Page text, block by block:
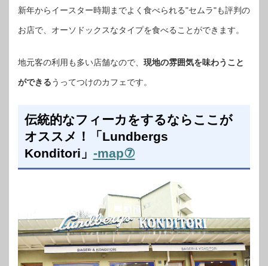
新年からイースター時期までよく食べられる"セムラ"も評判の
お店で、オーソドックスなタイプを食べることができます。
地元客の利用も多い店舗なので、 現地の雰囲気を味わうこと
ができるうってつけのカフェです。
伝統的なフィーカをするならここが
オススメ！「Lundbergs
Konditori」 -map⑦